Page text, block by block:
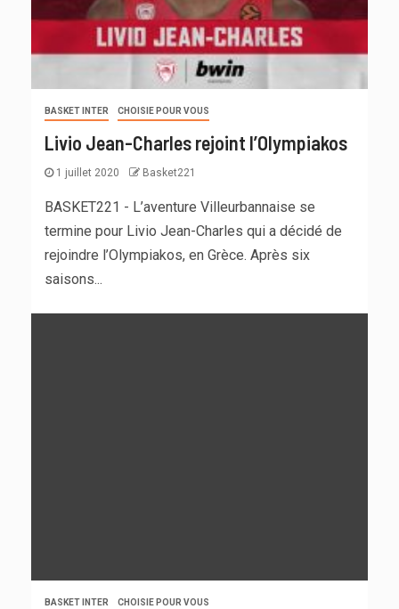
BASKET INTER CHOISIE POUR VOUS
Livio Jean-Charles rejoint l’Olympiakos
1 juillet 2020 Basket221
BASKET221 - L’aventure Villeurbannaise se
termine pour Livio Jean-Charles qui a décidé de
rejoindre l’Olympiakos, en Grèce. Après six
saisons...
BASKET INTER CHOISIE POUR VOUS